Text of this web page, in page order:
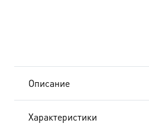
Описание
Характеристики